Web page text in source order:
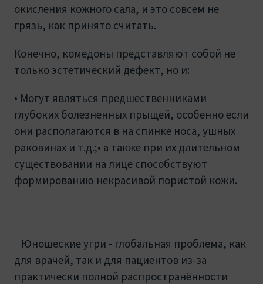
окисления кожного сала, и это совсем не
грязь, как принято считать.
Конечно, комедоны представляют собой не
только эстетический дефект, но и:
• Могут являться предшественниками
глубоких болезненных прыщей, особенно если
они располагаются в на спинке носа, ушных
раковинах и т.д.;• а также при их длительном
существовании на лице способствуют
формированию некрасивой пористой кожи.
Юношеские угри - глобальная проблема, как
для врачей, так и для пациентов из-за
практически полной распространённости